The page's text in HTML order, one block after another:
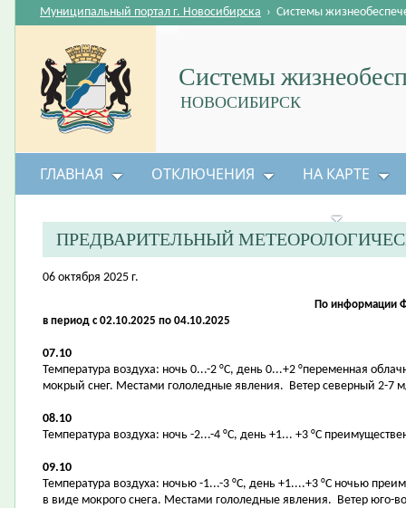
Системы
НОВОСИБИРСК
Муниципальный портал г. Новосибирска › Системы
ГЛАВНАЯ ОТКЛЮЧЕНИЯ НА КАРТЕ
ПРЕДВАРИТЕЛЬНЫЙ
06 октября 2025 г.
По информации
в период с 02.10.2025 по 04.10.2025
07.10
Температура воздуха: ночь 0...-2 °С, день 0...+2 °переменная
мокрый снег. Местами гололедные явления. Ветер северный 2-7
08.10
Температура воздуха: ночь -2...-4 °С, день +1... +3 °С
09.10
Температура воздуха: ночью -1...-3 °С, день +1....+3 °С ночью
в виде мокрого снега. Местами гололедные явления. Ветер юго-